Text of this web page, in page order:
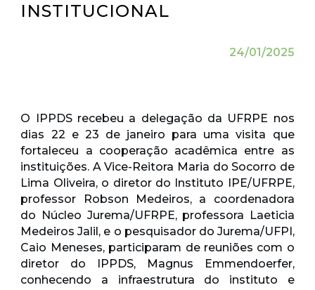
INSTITUCIONAL
24/01/2025
O IPPDS recebeu a delegação da UFRPE nos
dias 22 e 23 de janeiro para uma visita que
fortaleceu a cooperação acadêmica entre as
instituições. A Vice-Reitora Maria do Socorro de
Lima Oliveira, o diretor do Instituto IPE/UFRPE,
professor Robson Medeiros, a coordenadora
do Núcleo Jurema/UFRPE, professora Laeticia
Medeiros Jalil, e o pesquisador do Jurema/UFPI,
Caio Meneses, participaram de reuniões com o
diretor do IPPDS, Magnus Emmendoerfer,
conhecendo a infraestrutura do instituto e